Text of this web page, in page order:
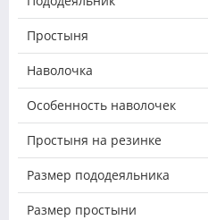
Простыня
Наволочка
Особенность наволочек
Простыня на резинке
Размер пододеяльника
Размер простыни